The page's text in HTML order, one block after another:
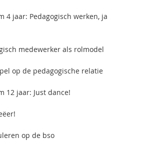
4 jaar: Pedagogisch werken, ja
medewerker als rolmodel
op de pedagogische relatie
t/m 12 jaar: Just dance!
op de bso